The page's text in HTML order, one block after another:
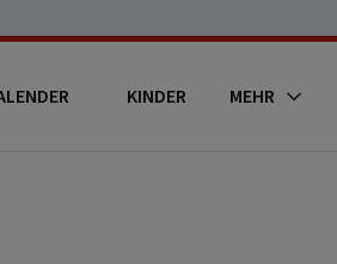
KINDER MEHR